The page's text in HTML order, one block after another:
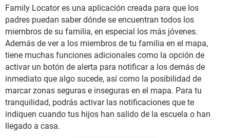
Family Locator es una aplicación creada para que los
padres puedan saber dónde se encuentran todos los
miembros de su familia, en especial los más jóvenes.
Además de ver a los miembros de tu familia en el mapa,
tiene muchas funciones adicionales como la opción de
activar un botón de alerta para notificar a los demás de
inmediato que algo sucede, así como la posibilidad de
marcar zonas seguras e inseguras en el mapa. Para tu
tranquilidad, podrás activar las notificaciones que te
indiquen cuando tus hijos han salido de la escuela o han
llegado a casa.